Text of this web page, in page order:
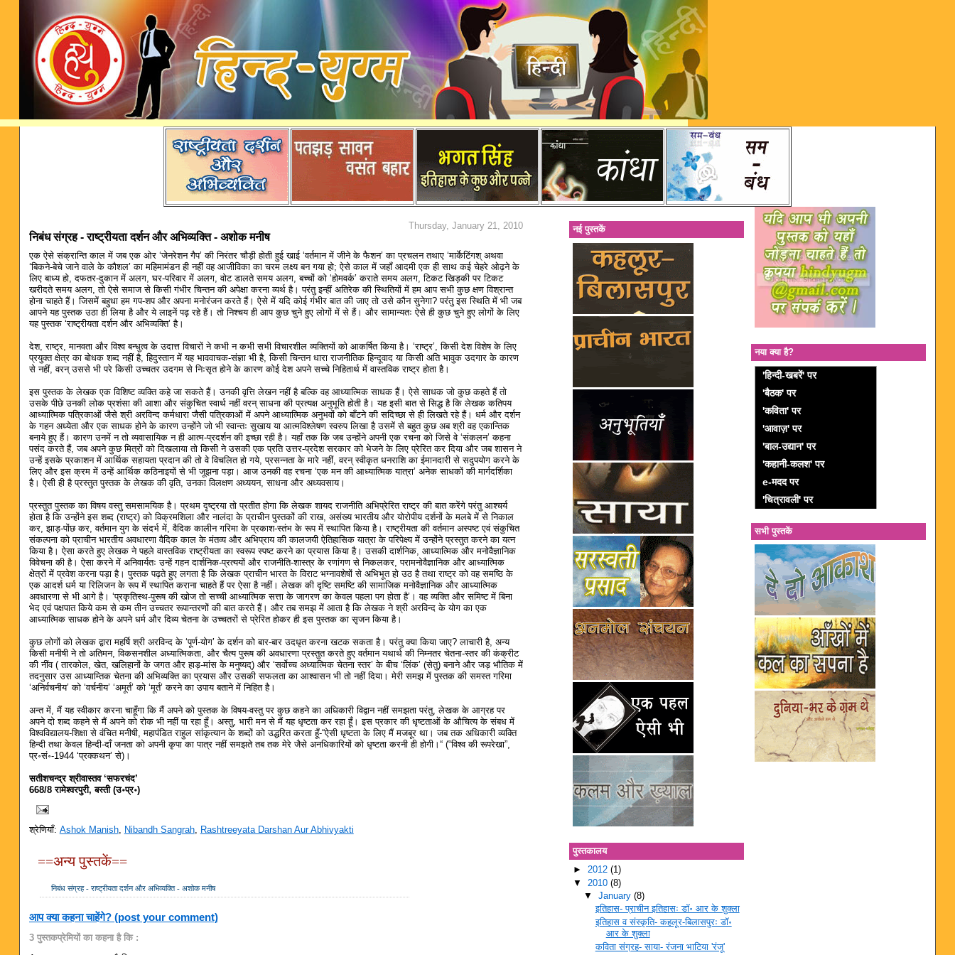
Thursday, January 21, 2010
निबंध संग्रह - राष्ट्रीयता दर्शन और अभिव्यक्ति - अशोक मनीष
एक ऐसे संक्रान्ति काल में जब एक ओर ‘जेनरेशन गैप’ की निरंतर चौड़ी होती हुई खाई ‘वर्तमान में जीने के फैशन’ का प्रचलन तथाए ‘मार्केटिंगश् अथवा
‘बिकने-बेचे जाने वाले के कौशल’ का महिमामंडन ही नहीं वह आजीविका का चरम लक्ष्य बन गया हो; ऐसे काल में जहाँ आदमी एक ही साथ कई चेहरे ओढ़ने के
लिए बाध्य हो, दफतर-दुकान में अलग, घर-परिवार में अलग, वोट डालते समय अलग, बच्चों को ‘होमवर्क’ कराते समय अलग, टिकट खिड़की पर टिकट
खरीदते समय अलग, तो ऐसे समाज से किसी गंभीर चिन्तन की अपेक्षा करना व्यर्थ है। परंतु इन्हीं अतिरेक की स्थितियों में हम आप सभी कुछ क्षण विश्रान्त
होना चाहते हैं। जिसमें बहुधा हम गप-शप और अपना मनोरंजन करते हैं। ऐसे में यदि कोई गंभीर बात की जाए तो उसे कौन सुनेगा? परंतु इस स्थिति में भी जब
आपने यह पुस्तक उठा ही लिया है और ये लाइनें पढ़ रहे हैं। तो निश्चय ही आप कुछ चुने हुए लोगों में से हैं। और सामान्यतः ऐसे ही कुछ चुने हुए लोगों के लिए
यह पुस्तक ‘राष्ट्रीयता दर्शन और अभिव्यक्ति’ है।
देश, राष्ट्र, मानवता और विश्व बन्धुत्व के उदात्त विचारों ने कभी न कभी सभी विचारशील व्यक्तियों को आकर्षित किया है। ‘राष्ट्र’, किसी देश विशेष के लिए
प्रयुक्त क्षेत्र का बोधक शब्द नहीं है, हिदुस्तान में यह भाववाचक-संज्ञा भी है, किसी चिन्तन धारा राजनीतिक हिन्दूवाद या किसी अति भावुक उदगार के कारण
से नहीं, वरन् उससे भी परे किसी उच्चतर उदगम से निःसृत होने के कारण कोई देश अपने सच्चे निहितार्थ में वास्तविक राष्ट्र होता है।
इस पुस्तक के लेखक एक विशिष्ट व्यक्ति कहे जा सकते हैं। उनकी वृत्ति लेखन नहीं है बल्कि वह आध्यात्मिक साधक हैं। ऐसे साधक जो कुछ कहते हैं तो
उसके पीछे उनकी लोक प्रशंसा की आशा और संकुचित स्वार्थ नहीं वरन् साधना की प्रत्यक्ष अनुभूति होती है। यह इसी बात से सिद्ध है कि लेखक कतिपय
आध्यात्मिक पत्रिकाओं जैसे श्री अरविन्द कर्मधारा जैसी पत्रिकाओं में अपने आध्यात्मिक अनुभवों को बाँटने की सदिच्छा से ही लिखते रहे हैं। धर्म और दर्शन
के गहन अध्येता और एक साधक होने के कारण उन्होंने जो भी स्वान्तः सुखाय या आत्मविश्लेषण स्वरुप लिखा है उसमें से बहुत कुछ अब श्री वह एकान्तिक
बनाये हुए हैं। कारण उनमें न तो व्यवासायिक न ही आत्म-प्रदर्शन की इच्छा रही है। यहाँ तक कि जब उन्होंने अपनी एक रचना को जिसे वे ‘संकलन’ कहना
पसंद करते हैं, जब अपने कुछ मित्रों को दिखलाया तो किसी ने उसकी एक प्रति उत्तर-प्रदेश सरकार को भेजने के लिए प्रेरित कर दिया और जब शासन ने
उन्हें इसके प्रकाशन में आर्थिक सहायता प्रदान की तो वे विचलित हो गये, प्रसन्नता के मारे नहीं, वरन् स्वीकृत धनराशि का ईमानदारी से सदुपयोग करने के
लिए और इस क्रम में उन्हें आर्थिक कठिनाइयों से भी जूझना पड़ा। आज उनकी वह रचना ‘एक मन की आध्यात्मिक यात्रा’ अनेक साधकों की मार्गदर्शिका
है। ऐसी ही है प्रस्तुत पुस्तक के लेखक की वृति, उनका विलक्षण अध्ययन, साधना और अध्यवसाय।
प्रस्तुत पुस्तक का विषय वस्तु समसामयिक है। प्रथम दृष्ट्रया तो प्रतीत होगा कि लेखक शायद राजनीति अभिप्रेरित राष्ट्र की बात करेंगे परंतु आश्चर्य
होता है कि उन्होंने इस शब्द (राष्ट्र) को विक्रमशिला और नालंदा के प्राचीन पुस्तकों की राख, असंख्य भारतीय और योरोपीय दर्शनों के मलबे में से निकाल
कर, झाड़-पोंछ कर, वर्तमान युग के संदर्भ में, वैदिक कालीन गरिमा के प्रकाश-स्तंभ के रूप में स्थापित किया है। राष्ट्रीयता की वर्तमान अस्पष्ट एवं संकुचित
संकल्पना को प्राचीन भारतीय अवधारणा वैदिक काल के मंतव्य और अभिप्राय की कालजयी ऐतिहासिक यात्रा के परिपेक्ष्य में उन्होंने प्रस्तुत करने का यत्न
किया है। ऐसा करते हुए लेखक ने पहले वास्तविक राष्ट्रीयता का स्वरूप स्पष्ट करने का प्रयास किया है। उसकी दार्शनिक, आध्यात्मिक और मनोवैज्ञानिक
विवेचना की है। ऐसा करने में अनिवार्यतः उन्हें गहन दार्शनिक-प्रत्ययों और राजनीति-शास्त्र के रणांगण से निकलकर, परामनोवैज्ञानिक और आध्यात्मिक
क्षेत्रों में प्रवेश करना पड़ा है। पुस्तक पढ़ते हुए लगता है कि लेखक प्राचीन भारत के विराट भग्नावशेषों से अभिभूत हो उठ है तथा राष्ट्र को वह समष्ठि के
एक आदर्श धर्म या रिलिजन के रूप में स्थापित कराना चाहते हैं पर ऐसा है नहीं। लेखक की दृष्टि समष्टि की सामाजिक मनोवैज्ञानिक और आध्यात्मिक
अवधारणा से भी आगे है। ‘प्रकृतिस्थ-पुरूष की खोज तो सच्ची आध्यात्मिक सत्ता के जागरण का केवल पहला पग होता है’। वह व्यक्ति और समिष्ट में बिना
भेद एवं पक्षपात किये कम से कम तीन उच्चतर रूपान्तरणों की बात करते हैं। और तब समझ में आता है कि लेखक ने श्री अरविन्द के योग का एक
आध्यात्मिक साधक होने के अपने धर्म और दिव्य चेतना के उच्चतरों से प्रेरित होकर ही इस पुस्तक का सृजन किया है।
कुछ लोगों को लेखक द्वारा महर्षि श्री अरविन्द के ‘पूर्ण-योग’ के दर्शन को बार-बार उदधृत करना खटक सकता है। परंतु क्या किया जाए? लाचारी है, अन्य
किसी मनीषी ने तो अतिमन, विकसनशील अध्यात्मिकता, और चैत्य पुरूष की अवधारणा प्रस्तुत करते हुए वर्तमान यथार्थ की निम्नतर चेतना-स्तर की कंक्रीट
की नींव ( तारकोल, खेत, खलिहानों के जगत और हाड़-मांस के मनुष्यद्) और ‘सर्वोच्च अध्यात्मिक चेतना स्तर’ के बीच ‘लिंक’ (सेतु) बनाने और जड़ भौतिक में
तदनुसार उस आध्याम्तिक चेतना की अभिव्यक्ति का प्रयास और उसकी सफलता का आश्वासन भी तो नहीं दिया। मेरी समझ में पुस्तक की समस्त गरिमा
‘अनिर्वचनीय’ को ‘वर्चनीय’ ‘अमूर्त’ को ‘मूर्त’ करने का उपाय बताने में निहित है।
अन्त में, मैं यह स्वीकार करना चाहूँगा कि मैं अपने को पुस्तक के विषय-वस्तु पर कुछ कहने का अधिकारी विद्वान नहीं समझता परंतु, लेखक के आग्रह पर
अपने दो शब्द कहने से मैं अपने को रोक भी नहीं पा रहा हूँ। अस्तु, भारी मन से मैं यह धृष्टता कर रहा हूँ। इस प्रकार की धृष्टताओं के औचित्य के संबध में
विश्वविद्यालय-शिक्षा से वंचित मनीषी, महापंडित राहुल सांकृत्यान के शब्दों को उद्धरित करता हूँ-“ऐसी धृष्टता के लिए मैं मजबूर था। जब तक अधिकारी व्यक्ति
हिन्दी तथा केवल हिन्दी-दाँ जनता को अपनी कृपा का पात्र नहीं समझते तब तक मेरे जैसे अनधिकारियों को धृष्टता करनी ही होगी।“ (“विश्व की रूपरेखा”,
प्र॰सं॰-1944 ‘प्रक्कथन’ से)।
सतीशचन्द्र श्रीवास्तव ‘सफरचंद’
668/8 रामेश्वरपुरी, बस्ती (उ॰प्र॰)
श्रेणियाँ: Ashok Manish, Nibandh Sangrah, Rashtreeyata Darshan Aur Abhivyakti
==अन्य पुस्तकें==
निबंध संग्रह - राष्ट्रीयता दर्शन और अभिव्यक्ति - अशोक मनीष
आप क्या कहना चाहेंगे? (post your comment)
3 पुस्तकप्रेमियों का कहना है कि :
नई पुस्तकें
पुस्तकालय
► 2012 (1)
▼ 2010 (8)
▼January(8)
इतिहास- प्राचीन इतिहासः डॉ॰ आर के शुक्ला
इतिहास व संस्कृति- कहलूर-बिलासपुरः डॉ॰
आर के शुक्ला
कविता संग्रह- साया- रंजना भाटिया 'रंजू'
नया क्या है?
'हिन्दी-खबरें' पर
'बैठक' पर
'कविता' पर
'आवाज़' पर
'बाल-उद्यान' पर
'कहानी-कलश' पर
e-मदद पर
'चित्रावली' पर
सभी पुस्तकें